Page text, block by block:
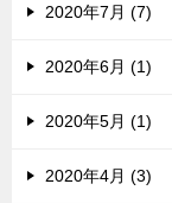
2020年7月 (7)
2020年6月 (1)
2020年5月 (1)
2020年4月 (3)